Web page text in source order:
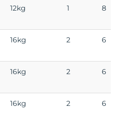
12kg 1 8
16kg 2 6
16kg 2 6
16kg 2 6